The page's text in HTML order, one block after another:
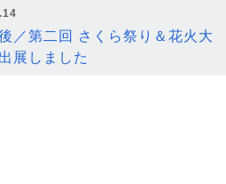
／第二回 さくら祭り＆花火大
展しました